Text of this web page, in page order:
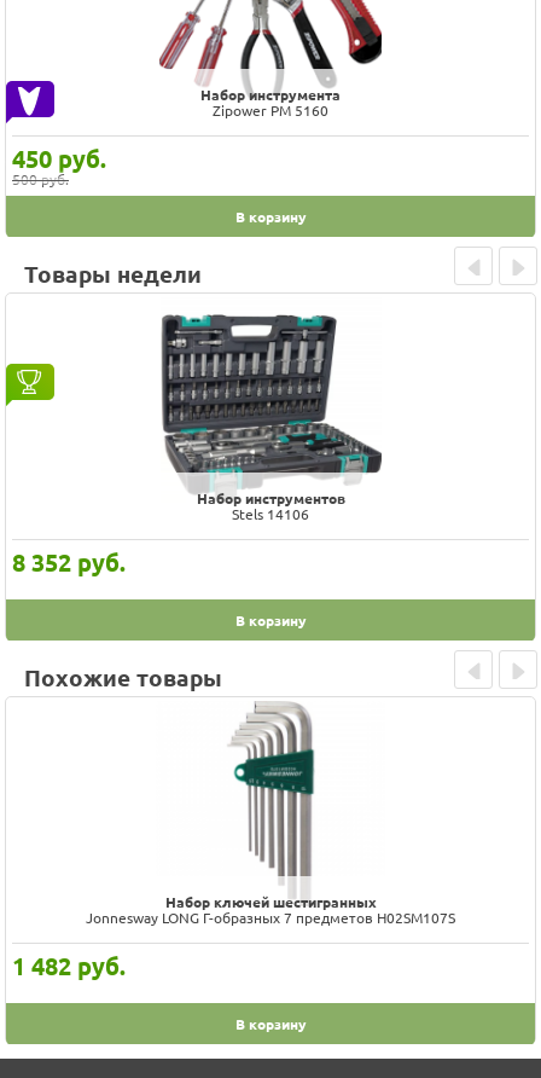
Набор инструмента
Zipower PM 5160
450 руб.
500 руб.
В корзину
Товары недели
Набор инструментов
Stels 14106
8 352 руб.
В корзину
Prev Next
Похожие товары
Набор ключей шестигранных
Jonnesway LONG Г-образных 7 предметов H02SM107S
1 482 руб.
В корзину
Prev Next